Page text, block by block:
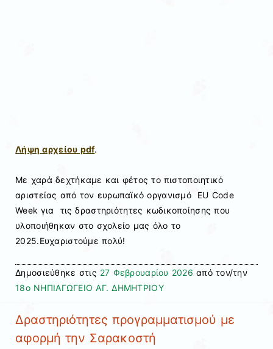
Λήψη αρχείου pdf.
Με χαρά δεχτήκαμε και φέτος το πιστοποιητικό
αριστείας από τον ευρωπαϊκό οργανισμό EU Code
Week για τις δραστηριότητες κωδικοποίησης που
υλοποιήθηκαν στο σχολείο μας όλο το
2025.Ευχαριστούμε πολύ!
Δημοσιεύθηκε στις 27 Φεβρουαρίου 2026 από τον/την
18ο ΝΗΠΙΑΓΩΓΕΙΟ ΑΓ. ΔΗΜΗΤΡΙΟΥ
Δραστηριότητες προγραμματισμού με
αφορμή την Σαρακοστή